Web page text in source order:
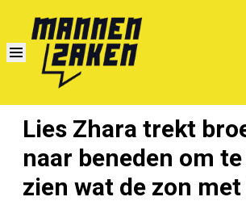
Lies Zhara trekt
naar beneden om
zien wat de zon